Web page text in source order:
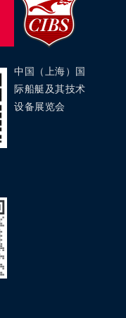
中国（上海）国
际船艇及其技术
设备展览会